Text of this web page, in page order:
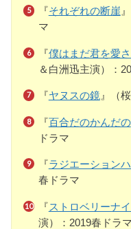
『それぞれの断崖
マ
『僕はまだ君を愛
＆白洲迅主演）：
『ヤヌスの鏡』（
『百合だのかんだの
ドラマ
『ラジエーション
春ドラマ
『ストロベリーナ
演）：2019春ドラマ